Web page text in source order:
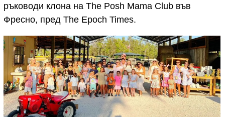
ръководи клона на The Posh Mama Club във
Фресно, пред The Epoch Times.